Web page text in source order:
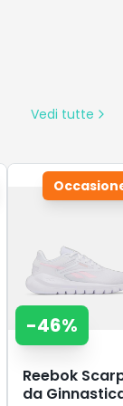
Vedi tutte
-46%
Reebok
da